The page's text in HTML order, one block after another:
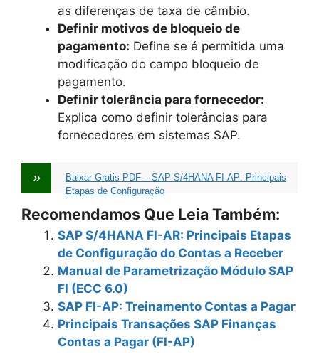
as diferenças de taxa de câmbio.
Definir motivos de bloqueio de
pagamento: Define se é permitida uma
modificação do campo bloqueio de
pagamento.
Definir tolerância para fornecedor:
Explica como definir tolerâncias para
fornecedores em sistemas SAP.
Baixar Gratis PDF – SAP S/4HANA FI-AP: Principais
Etapas de Configuração
Recomendamos Que Leia Também:
SAP S/4HANA FI-AR: Principais Etapas
de Configuração do Contas a Receber
Manual de Parametrização Módulo SAP
FI (ECC 6.0)
SAP FI-AP: Treinamento Contas a Pagar
Principais Transações SAP Finanças
Contas a Pagar (FI-AP)